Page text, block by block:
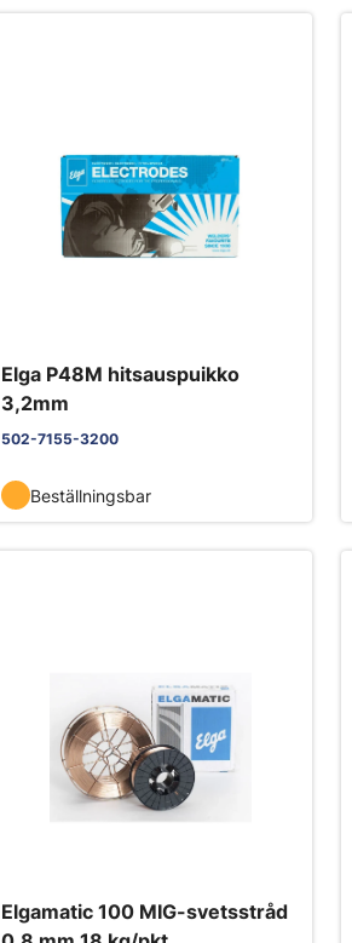
Elga P48M hitsauspuikko
3,2mm
502-7155-3200
Beställningsbar
Elgamatic 100 MIG-svetsstråd